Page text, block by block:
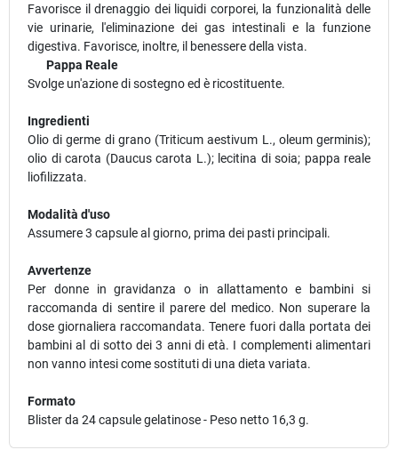
Favorisce il drenaggio dei liquidi corporei, la funzionalità delle
vie urinarie, l'eliminazione dei gas intestinali e la funzione
digestiva. Favorisce, inoltre, il benessere della vista.
Pappa Reale
Svolge un'azione di sostegno ed è ricostituente.
Ingredienti
Olio di germe di grano (Triticum aestivum L., oleum germinis);
olio di carota (Daucus carota L.); lecitina di soia; pappa reale
liofilizzata.
Modalità d'uso
Assumere 3 capsule al giorno, prima dei pasti principali.
Avvertenze
Per donne in gravidanza o in allattamento e bambini si
raccomanda di sentire il parere del medico. Non superare la
dose giornaliera raccomandata. Tenere fuori dalla portata dei
bambini al di sotto dei 3 anni di età. I complementi alimentari
non vanno intesi come sostituti di una dieta variata.
Formato
Blister da 24 capsule gelatinose - Peso netto 16,3 g.